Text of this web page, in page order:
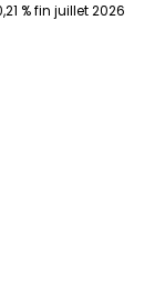
% fin juillet 2026